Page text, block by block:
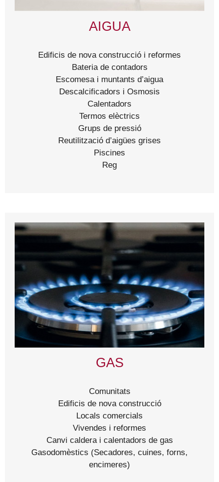
AIGUA
Edificis de nova construcció i reformes
Bateria de contadors
Escomesa i muntants d’aigua
Descalcificadors i Osmosis
Calentadors
Termos elèctrics
Grups de pressió
Reutilització d’aigües grises
Piscines
Reg
GAS
Comunitats
Edificis de nova construcció
Locals comercials
Vivendes i reformes
Canvi caldera i calentadors de gas
Gasodomèstics (Secadores, cuines, forns,
encimeres)